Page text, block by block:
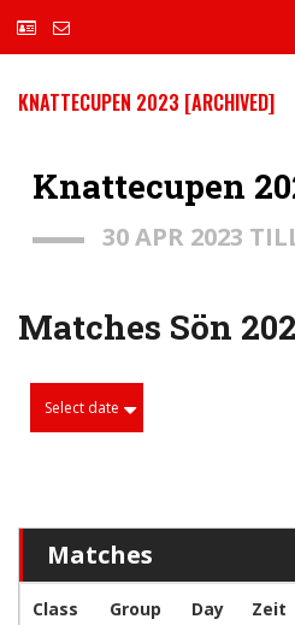
KNATTECUPEN 2023 [ARCHIVED]
Knattecupen
30 APR 2023
Matches Sön
Select date
Matches
Class Group Day Zeit